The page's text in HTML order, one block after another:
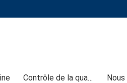
Contrôle de la qualité